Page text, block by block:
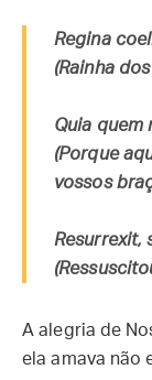
Regina
(Rainha
Quia quem
(Porque
vossos
Resurrexit,
A alegria de
ela amava não